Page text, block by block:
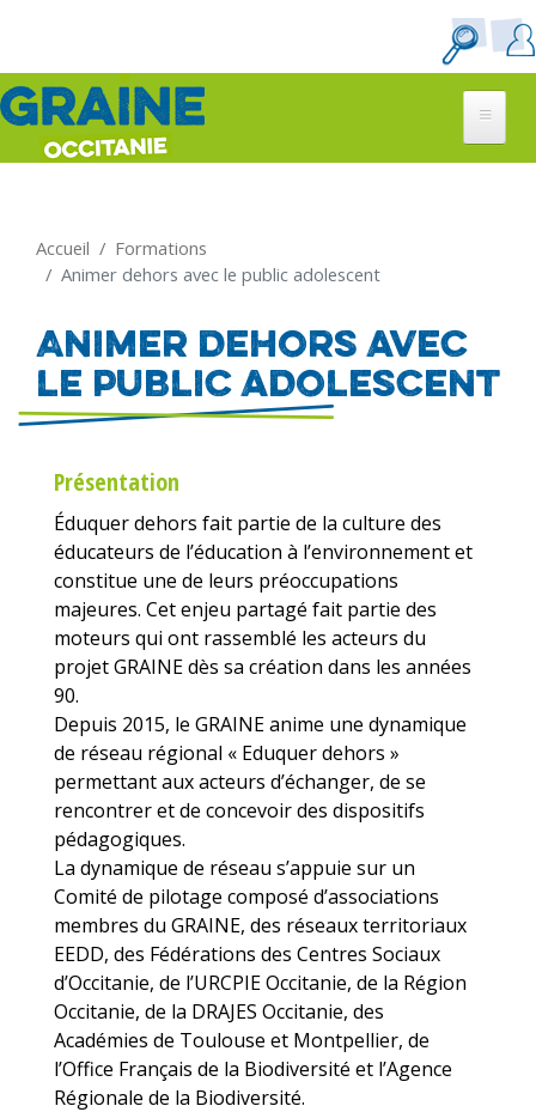
contenu
Accueil
Formations
Animer dehors avec le public adolescent
Animer dehors avec
le public adolescent
Présentation
Éduquer dehors fait partie de la culture des
éducateurs de l’éducation à l’environnement et
constitue une de leurs préoccupations
majeures. Cet enjeu partagé fait partie des
moteurs qui ont rassemblé les acteurs du
projet GRAINE dès sa création dans les années
90.
Depuis 2015, le GRAINE anime une dynamique
de réseau régional « Eduquer dehors »
permettant aux acteurs d’échanger, de se
rencontrer et de concevoir des dispositifs
pédagogiques.
La dynamique de réseau s’appuie sur un
Comité de pilotage composé d’associations
membres du GRAINE, des réseaux territoriaux
EEDD, des Fédérations des Centres Sociaux
d’Occitanie, de l’URCPIE Occitanie, de la Région
Occitanie, de la DRAJES Occitanie, des
Académies de Toulouse et Montpellier, de
l’Office Français de la Biodiversité et l’Agence
Régionale de la Biodiversité.